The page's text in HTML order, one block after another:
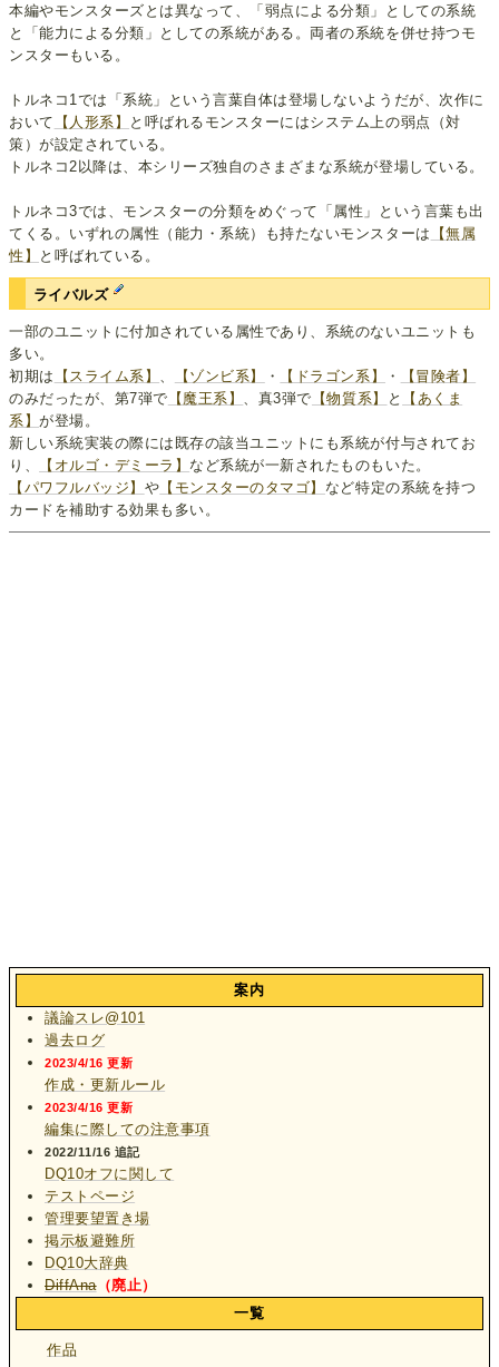
本編やモンスターズとは異なって、「弱点による分類」としての系統
と「能力による分類」としての系統がある。両者の系統を併せ持つモ
ンスターもいる。
トルネコ1では「系統」という言葉自体は登場しないようだが、次作に
おいて
【人形系】
と呼ばれるモンスターにはシステム上の弱点（対
策）が設定されている。
トルネコ2以降は、本シリーズ独自のさまざまな系統が登場している。
トルネコ3では、モンスターの分類をめぐって「属性」という言葉も出
てくる。いずれの属性（能力・系統）も持たないモンスターは
【無属
性】
と呼ばれている。
ライバルズ
一部のユニットに付加されている属性であり、系統のないユニットも
多い。
初期は
【スライム系】 【ゾンビ系】 ・ 【ドラゴン系】 ・
【冒険者】
のみだったが、第7弾で 【魔王系】 、真3弾で 【物質系】 と
【あくま
系】が登場。
新しい系統実装の際には既存の該当ユニットにも系統が付与されてお
り、
【オルゴ・デミーラ】 など系統が一新されたものもいた。
【パワフルバッジ】 や 【モンスターのタマゴ】 など特定の系統を持つ
カードを補助する効果も多い。
案内
議論スレ@101
過去ログ
2023/4/16 更新
作成・更新ルール
2023/4/16 更新
編集に際しての注意事項
2022/11/16 追記
DQ10オフに関して
テストページ
管理要望置き場
掲示板避難所
DQ10大辞典
DiffAna（廃止）
一覧
作品